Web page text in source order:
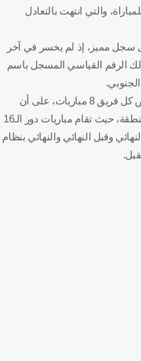
والتي انتهت بالتعادل
سجل مميز، إذ لم يخسر في آخر
الرقم القياسي المسجل باسم
يذكر أن كل فريق في مرحلة الدوري، يخوض كل فريق 8 مباريات، على أن
يتأهل إلى دور الـ16 أفضل 8 أندية في كل منطقة، حيث تقام مباريات دور الـ16
ربع النهائي وقبل النهائي والنهائي بنظام